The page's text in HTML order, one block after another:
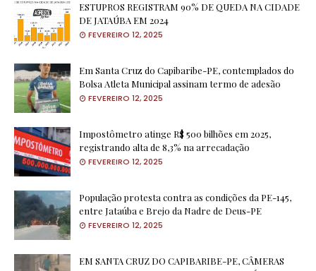
ESTUPROS REGISTRAM 90% DE QUEDA NA CIDADE
DE JATAÚBA EM 2024
FEVEREIRO 12, 2025
Em Santa Cruz do Capibaribe-PE, contemplados do
Bolsa Atleta Municipal assinam termo de adesão
FEVEREIRO 12, 2025
Impostômetro atinge R$ 500 bilhões em 2025,
registrando alta de 8,3% na arrecadação
FEVEREIRO 12, 2025
População protesta contra as condições da PE-145,
entre Jataúba e Brejo da Nadre de Deus-PE
FEVEREIRO 12, 2025
EM SANTA CRUZ DO CAPIBARIBE-PE, CÂMERAS